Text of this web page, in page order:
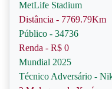
MetLife Stadium
Distância - 7769.79Km
Público - 34736
Renda - R$ 0
Mundial 2025
Técnico Adversário -